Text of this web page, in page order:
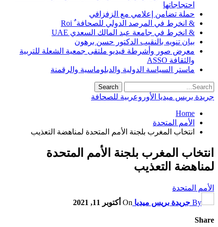
احتجاجاتها
حملة تضامن إعلامي مع الزفزافي
& انخرط في المرصد الدولي للصحافة ٌ Roi
& انخرط في جامعة عبد المالك السعدي UAE
بيان تنويه بالنقيب الدكتور حسن برهون
معرض صور وأشرطة فيديو ملتقى جمعية الشعلة للتربية
والثقافة ASSO
ماستر السياسة الدولية والدبلوماسية والرقمنة
جريدة بريس ميديا الأوروعربية للصحافة
Home
الأمم المتحدة
انتخاب المغرب بلجنة الأمم المتحدة لمناهضة التعذيب
انتخاب المغرب بلجنة الأمم المتحدة
لمناهضة التعذيب
الأمم المتحدة
By جريدة بريس ميديا On أكتوبر 11, 2021
Share